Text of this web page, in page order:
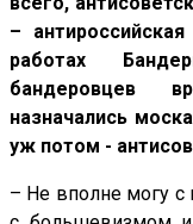
–
работах
бандеровцев
назначались
уж потом -
– Не вполне могу с